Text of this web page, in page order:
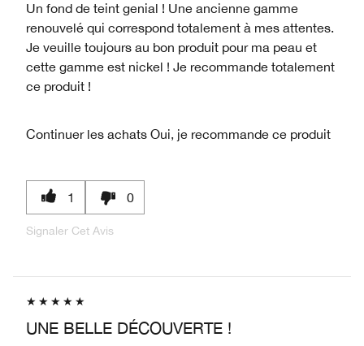
Un fond de teint genial ! Une ancienne gamme
renouvelé qui correspond totalement à mes attentes.
Je veuille toujours au bon produit pour ma peau et
cette gamme est nickel ! Je recommande totalement
ce produit !
Continuer les achats Oui, je recommande ce produit
1 0
Signaler Cet Avis
UNE BELLE DÉCOUVERTE !